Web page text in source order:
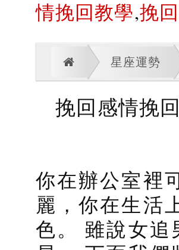
情挽回教學,挽
星座運勢
挽回感情挽
你在辦公室裡
麗，你在生活
色。 雖說女追